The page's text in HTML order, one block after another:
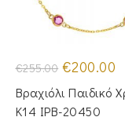
€255.00 Original
price
was:
€255.00.
€200.00
Βραχιόλι Παιδικό
Κ14 IPB-20450